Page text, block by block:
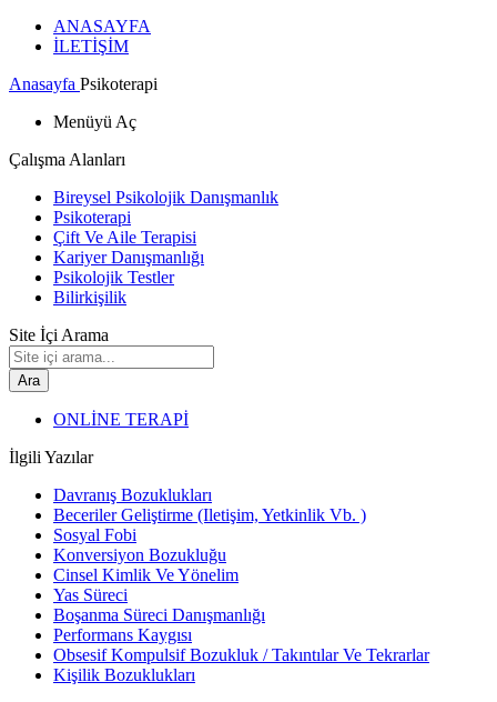
ANASAYFA
İLETİŞİM
Anasayfa Psikoterapi
Menüyü Aç
Çalışma Alanları
Bireysel Psikolojik Danışmanlık
Psikoterapi
Çift Ve Aile Terapisi
Kariyer Danışmanlığı
Psikolojik Testler
Bilirkişilik
Site İçi Arama
Ara
ONLİNE TERAPİ
İlgili Yazılar
Davranış Bozuklukları
Beceriler Geliştirme (Iletişim, Yetkinlik Vb. )
Sosyal Fobi
Konversiyon Bozukluğu
Cinsel Kimlik Ve Yönelim
Yas Süreci
Boşanma Süreci Danışmanlığı
Performans Kaygısı
Obsesif Kompulsif Bozukluk / Takıntılar Ve Tekrarlar
Kişilik Bozuklukları